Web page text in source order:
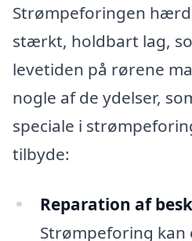
Strømpeforingen
stærkt, holdbart lag,
levetiden på rørene
nogle af de ydelser,
speciale i
tilbyde:
Reparation af
Strømpeforing kan